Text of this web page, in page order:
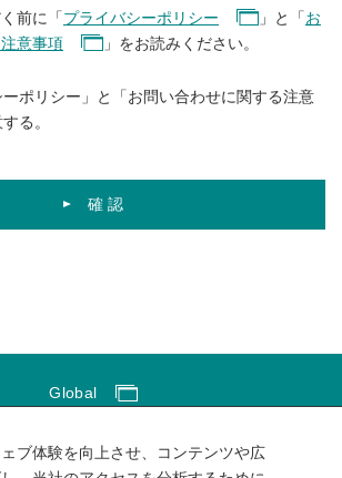
前に「プライバシーポリシー 」と「お
意事項
」をお読みください。
ーポリシー」と「お問い合わせに関する注意
る。
確 認
Global
サイトのご利用にあたって
ブ体験を向上させ、コンテンツや広